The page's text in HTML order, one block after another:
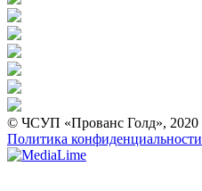
© ЧСУП «Прованс Голд», 2020
Политика конфиденциальности